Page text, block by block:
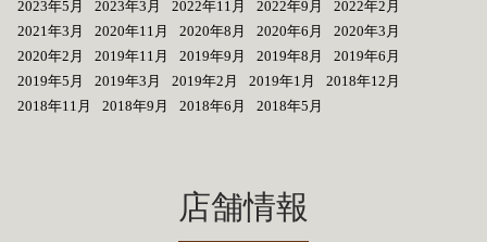
2023年5月
2023年3月 2022年11月 2022年9月
2022年2月
2021年3月
2020年11月 2020年8月 2020年6月
2020年3月
2020年2月
2019年11月 2019年9月 2019年8月
2019年6月
2019年5月
2019年3月 2019年2月 2019年1月
2018年12月
2018年11月
2018年9月 2018年6月 2018年5月
店舗情報